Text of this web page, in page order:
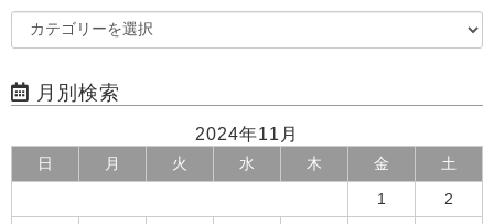
月別検索
2024年11月
日 月 火 水 木 金 土
1 2